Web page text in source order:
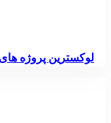
لوکسترین پروژه های